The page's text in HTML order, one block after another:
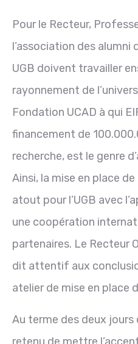
Pour le Recteur,
l’association des alumni
UGB doivent travailler
rayonnement de
Fondation UCAD à qui
financement de
recherche, est le genre
Ainsi, la mise en place
atout pour l’UGB avec
une coopération
partenaires. Le Recteur
dit attentif aux
atelier de mise en place
Au terme des deux jours